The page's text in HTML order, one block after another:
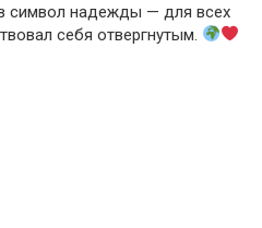
символ надежды — для всех
себя отвергнутым.